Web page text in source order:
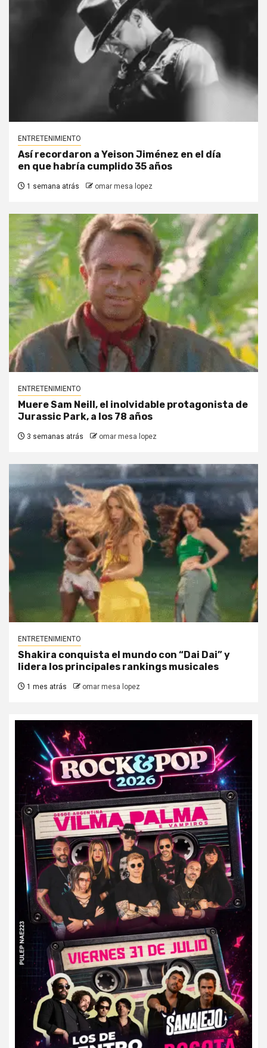
ENTRETENIMIENTO
Así recordaron a Yeison Jiménez en el día
en que habría cumplido 35 años
1 semana atrás omar mesa lopez
ENTRETENIMIENTO
Muere Sam Neill, el inolvidable protagonista de
Jurassic Park, a los 78 años
3 semanas atrás omar mesa lopez
ENTRETENIMIENTO
Shakira conquista el mundo con “Dai Dai” y
lidera los principales rankings musicales
1 mes atrás omar mesa lopez